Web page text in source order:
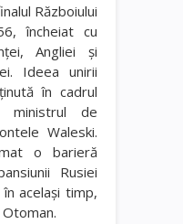
Războiului
încheiat cu
Angliei şi
Ideea unirii
în cadrul
ministrul de
Waleski.
o barieră
Rusiei
acelaşi timp,